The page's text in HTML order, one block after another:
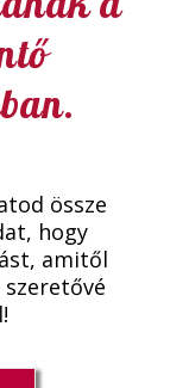
össze
hogy
amitől